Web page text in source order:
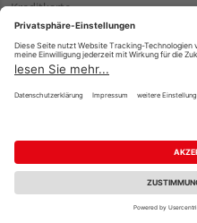
Kreditkarte
*Bonität vorausgesetzt
Impressum Datenschutz
Vertrag widerrufen